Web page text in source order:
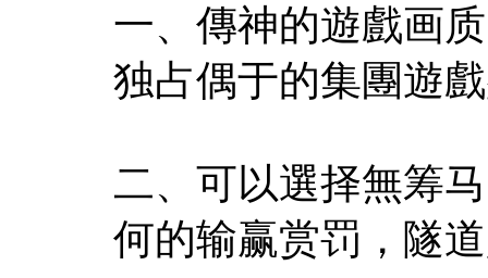
一、傳神的遊戲画
独占偶于的集團遊
二、可以選择無筹
何的输赢赏罚，隧